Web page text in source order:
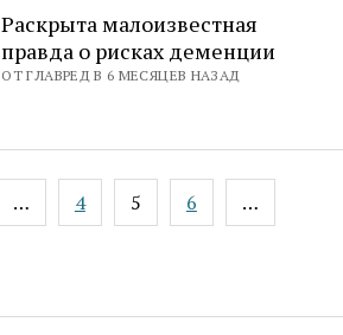
Раскрыта малоизвестная
правда о рисках деменции
ОТ ГЛАВРЕД В 6 МЕСЯЦЕВ НАЗАД
… 4 5 6 …